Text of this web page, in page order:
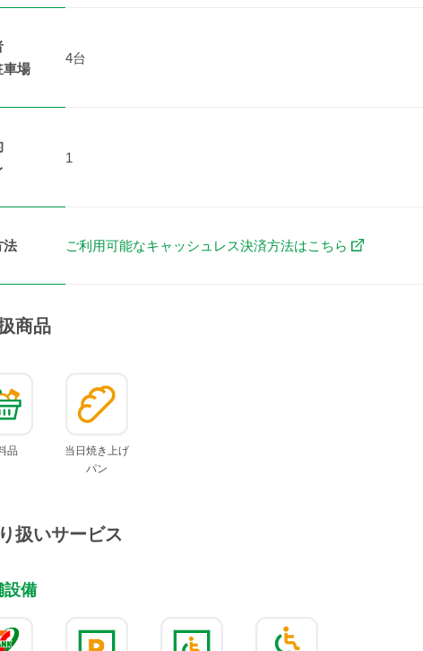
車場
4台
1
法 ご利用可能なキャッシュレス決済方法はこちら
商品
品
当日焼き上げ
パン
扱いサービス
設備